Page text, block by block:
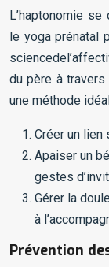
L’haptonomie
le yoga prénatal
du père à travers
une méthode
Créer un lien
Apaiser un
gestes
Gérer la
à
Prévention